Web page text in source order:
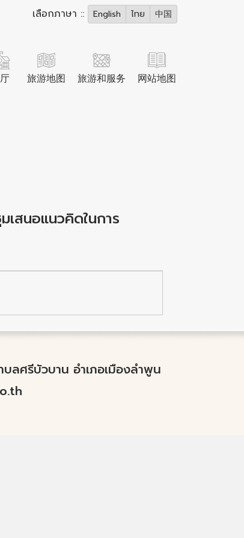
เลือกภาษา :: English ไทย 中国
旅游地图 旅游和服务 网站地图
เสนอแนวคิดในการ
ลศรีบัวบาน อำเภอเมืองลำพูน